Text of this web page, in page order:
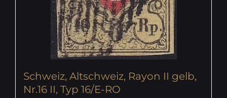
Schweiz, Altschweiz, Rayon II gelb,
Nr.16 II, Typ 16/E-RO